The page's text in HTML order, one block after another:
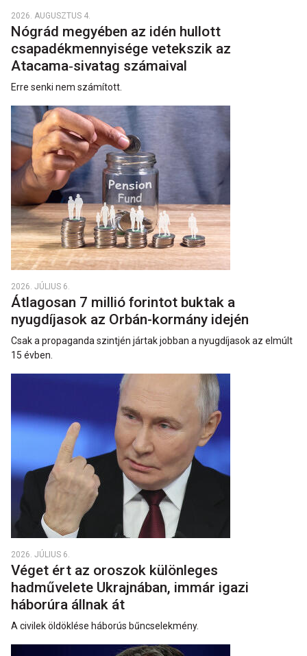
2026. AUGUSZTUS 4.
Nógrád megyében az idén hullott
csapadékmennyisége vetekszik az
Atacama‑sivatag számaival
Erre senki nem számított.
2026. JÚLIUS 6.
Átlagosan 7 millió forintot buktak a
nyugdíjasok az Orbán-kormány idején
Csak a propaganda szintjén jártak jobban a nyugdíjasok az elmúlt
15 évben.
2026. JÚLIUS 6.
Véget ért az oroszok különleges
hadművelete Ukrajnában, immár igazi
háborúra állnak át
A civilek öldöklése háborús bűncselekmény.